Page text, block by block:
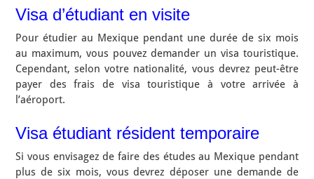
Visa d’étudiant en visite
Pour étudier au Mexique pendant une durée de six mois
au maximum, vous pouvez demander un visa touristique.
Cependant, selon votre nationalité, vous devrez peut-être
payer des frais de visa touristique à votre arrivée à
l’aéroport.
Visa étudiant résident temporaire
Si vous envisagez de faire des études au Mexique pendant
plus de six mois, vous devrez déposer une demande de